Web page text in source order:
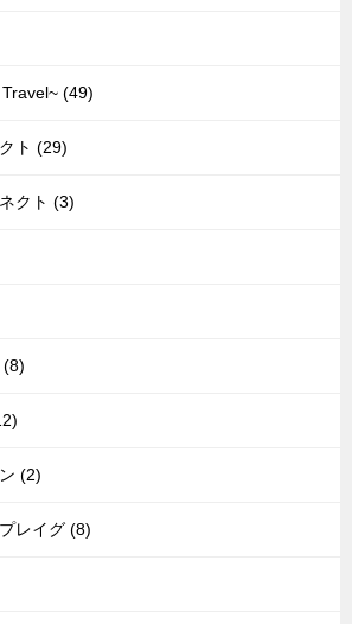
(49)
ト (29)
クト (3)
(8)
(2)
レイグ (8)